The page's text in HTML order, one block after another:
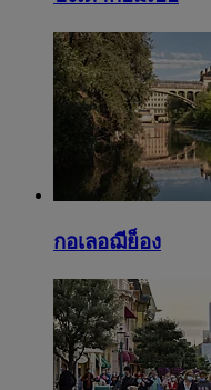
กอเลอฌีย็อง